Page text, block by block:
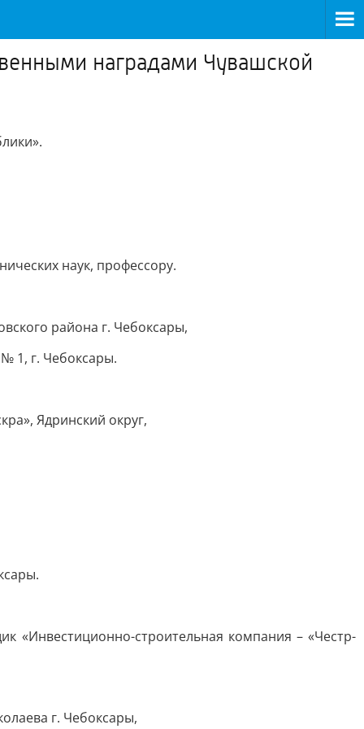
наградами Чувашской
наук, профессору.
района г. Чебоксары,
1, г. Чебоксары.
Ядринский округ,
«Инвестиционно-строительная компания – «Честр-
г. Чебоксары,